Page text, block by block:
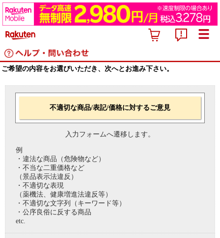
ご希望の内容をお選びいただき、次へとお進み下さい。
不適切な商品/表記/価格に対するご意見
入力フォームへ遷移します。
例
・違法な商品（危険物など）
・不当な二重価格など
（景品表示法違反）
・不適切な表現
（薬機法、健康増進法違反等）
・不適切な文字列（キーワード等）
・公序良俗に反する商品
etc.